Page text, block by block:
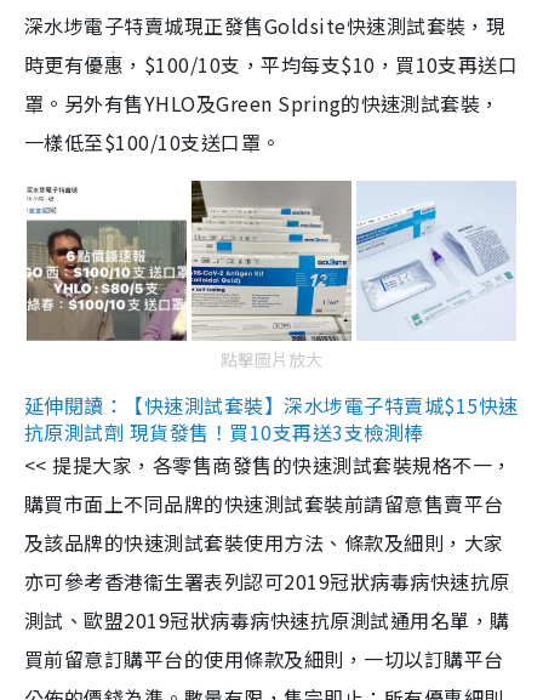
深水埗電子特賣城現正發售Goldsite快速測試套裝，現
時更有優惠，$100/10支，平均每支$10，買10支再送口
罩。另外有售YHLO及Green Spring的快速測試套裝，
一樣低至$100/10支送口罩。
點擊圖片放大
延伸閱讀：【快速測試套裝】深水埗電子特賣城$15快速
抗原測試劑 現貨發售！買10支再送3支檢測棒
<< 提提大家，各零售商發售的快速測試套裝規格不一，
購買市面上不同品牌的快速測試套裝前請留意售賣平台
及該品牌的快速測試套裝使用方法、條款及細則，大家
亦可參考香港衞生署表列認可2019冠狀病毒病快速抗原
測試、歐盟2019冠狀病毒病快速抗原測試通用名單，購
買前留意訂購平台的使用條款及細則，一切以訂購平台